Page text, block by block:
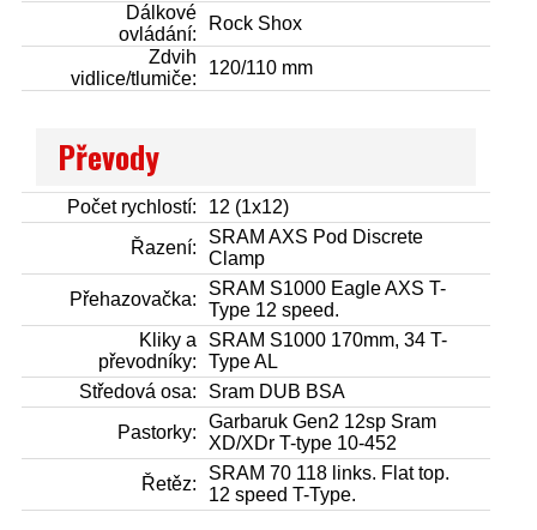
Dálkové
ovládání:
Rock Shox
Zdvih
vidlice/tlumiče:
120/110 mm
Převody
Počet rychlostí:
12 (1x12)
Řazení:
SRAM AXS Pod Discrete
Clamp
Přehazovačka:
SRAM S1000 Eagle AXS T-
Type 12 speed.
Kliky a
převodníky:
SRAM S1000 170mm, 34 T-
Type AL
Středová osa:
Sram DUB BSA
Pastorky:
Garbaruk Gen2 12sp Sram
XD/XDr T-type 10-452
Řetěz:
SRAM 70 118 links. Flat top.
12 speed T-Type.